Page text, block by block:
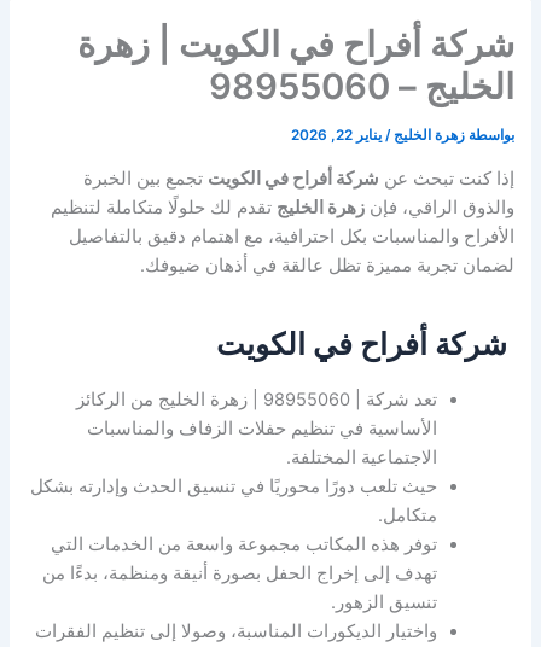
شركة أفراح في الكويت | زهرة
الخليج – 98955060
بواسطة زهرة الخليج/يناير 22, 2026
إذا كنت تبحث عن شركة أفراح في الكويت تجمع بين الخبرة
والذوق الراقي، فإنزهرة الخليج تقدم لك حلولًا متكاملة لتنظيم
الأفراح والمناسبات بكل احترافية، مع اهتمام دقيق بالتفاصيل
لضمان تجربة مميزة تظل عالقة في أذهان ضيوفك.
شركة أفراح في الكويت
تعد شركة | 98955060 | زهرة الخليج من الركائز
الأساسية في تنظيم حفلات الزفاف والمناسبات
الاجتماعية المختلفة.
حيث تلعب دورًا محوريًا في تنسيق الحدث وإدارته بشكل
متكامل.
توفر هذه المكاتب مجموعة واسعة من الخدمات التي
تهدف إلى إخراج الحفل بصورة أنيقة ومنظمة، بدءًا من
تنسيق الزهور.
واختيار الديكورات المناسبة، وصولا إلى تنظيم الفقرات